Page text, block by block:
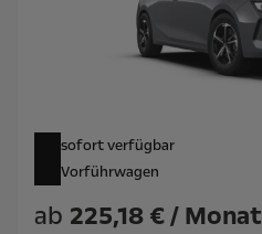
sofort verfügbar
Vorführwagen
ab 225,18 € / Monat